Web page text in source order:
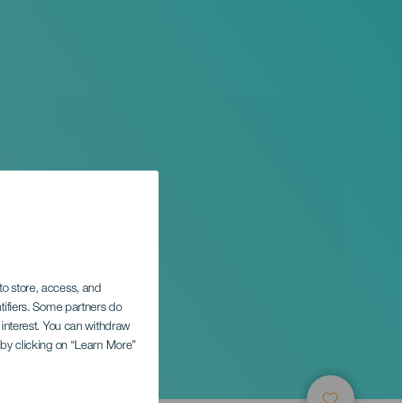
store, access, and
Some partners do
You can withdraw
clicking on “Learn More”